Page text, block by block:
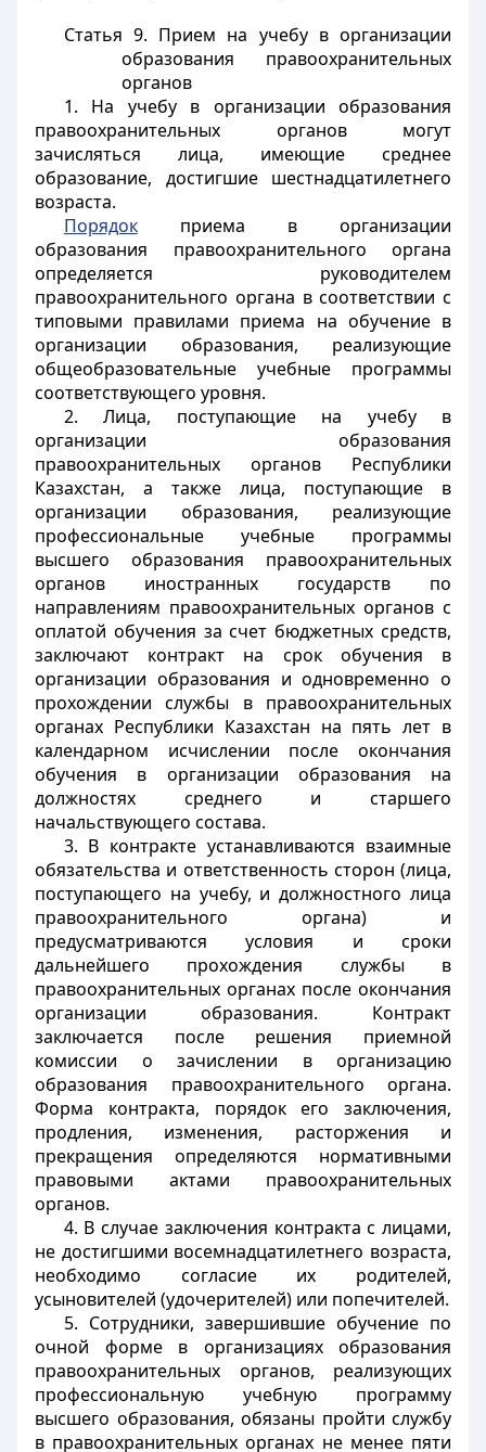
Статья 9. Прием на учебу в организации
образования правоохранительных
органов
1. На учебу в организации образования
правоохранительных органов могут
зачисляться лица, имеющие среднее
образование, достигшие шестнадцатилетнего
возраста.
Порядокприема в организации
образования правоохранительного органа
определяется руководителем
правоохранительного органа в соответствии с
типовыми правилами приема на обучение в
организации образования, реализующие
общеобразовательные учебные программы
соответствующего уровня.
2. Лица, поступающие на учебу в
организации образования
правоохранительных органов Республики
Казахстан, а также лица, поступающие в
организации образования, реализующие
профессиональные учебные программы
высшего образования правоохранительных
органов иностранных государств по
направлениям правоохранительных органов с
оплатой обучения за счет бюджетных средств,
заключают контракт на срок обучения в
организации образования и одновременно о
прохождении службы в правоохранительных
органах Республики Казахстан на пять лет в
календарном исчислении после окончания
обучения в организации образования на
должностях среднего и старшего
начальствующего состава.
3. В контракте устанавливаются взаимные
обязательства и ответственность сторон (лица,
поступающего на учебу, и должностного лица
правоохранительного органа) и
предусматриваются условия и сроки
дальнейшего прохождения службы в
правоохранительных органах после окончания
организации образования. Контракт
заключается после решения приемной
комиссии о зачислении в организацию
образования правоохранительного органа.
Форма контракта, порядок его заключения,
продления, изменения, расторжения и
прекращения определяются нормативными
правовыми актами правоохранительных
органов.
4. В случае заключения контракта с лицами,
не достигшими восемнадцатилетнего возраста,
необходимо согласие их родителей,
усыновителей (удочерителей) или попечителей.
5. Сотрудники, завершившие обучение по
очной форме в организациях образования
правоохранительных органов, реализующих
профессиональную учебную программу
высшего образования, обязаны пройти службу
в правоохранительных органах не менее пяти